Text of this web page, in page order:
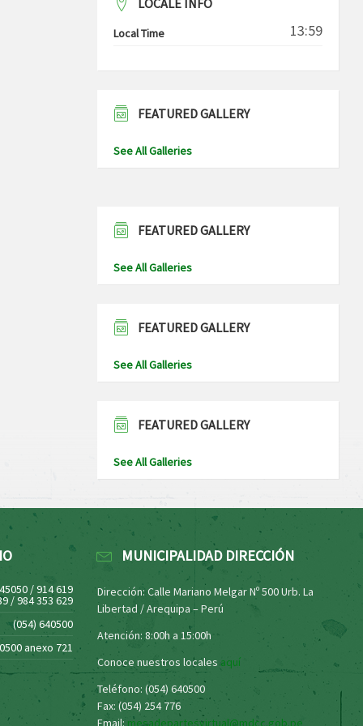
LOCALE INFO
Local Time 13:59
FEATURED GALLERY
See All Galleries
FEATURED GALLERY
See All Galleries
FEATURED GALLERY
See All Galleries
FEATURED GALLERY
See All Galleries
/ 914 619
/ 984 353 629
(054) 640500
anexo 721
MUNICIPALIDAD DIRECCIÓN
Dirección: Calle Mariano Melgar Nº 500 Urb. La
Libertad / Arequipa – Perú
Atención: 8:00h a 15:00h
Conoce nuestros locales aquí
Teléfono: (054) 640500
Fax: (054) 254 776
Email: mesadepartesvirtual@mdcc.gob.pe